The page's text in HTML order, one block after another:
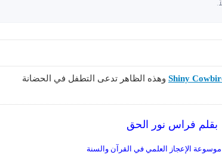
Shiny وهذه الظاهر تدعى التطفل في الحضانة
بقلم فراس نور الحق
الإعجاز العلمي في القرآن والسنة